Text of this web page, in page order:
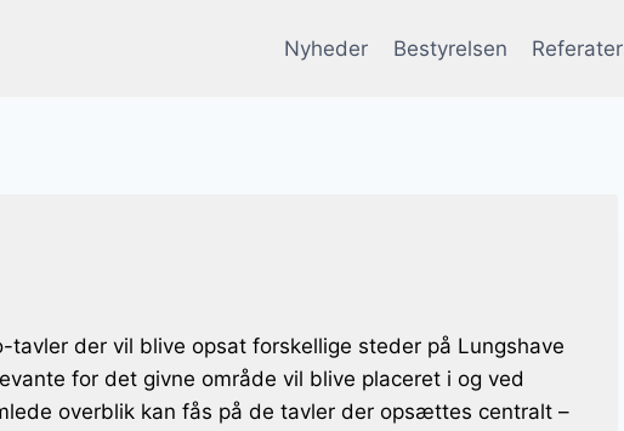
Nyheder Bestyrelsen Referater
der vil blive opsat forskellige steder på Lungshave
for det givne område vil blive placeret i og ved
overblik kan fås på de tavler der opsættes centralt –